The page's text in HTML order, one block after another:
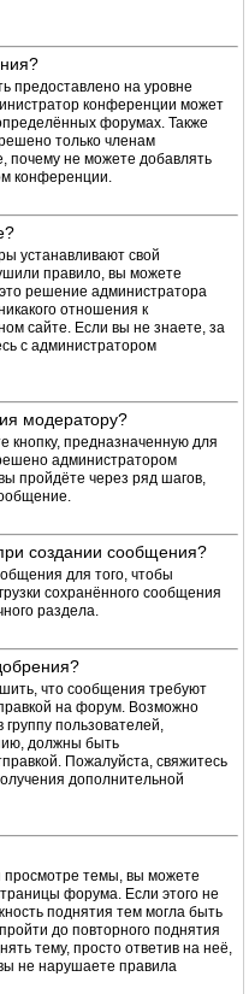
предоставлено на уровне
конференции может
форумах. Также
только членам
почему не можете добавлять
конференции.
устанавливают свой
правило, вы можете
решение администратора
отношения к
сайте. Если вы не знаете, за
с администратором
модератору?
предназначенную для
администратором
пройдёте через ряд шагов,
создании сообщения?
для того, чтобы
сохранённого сообщения
раздела.
что сообщения требуют
на форум. Возможно
пользователей,
должны быть
Пожалуйста, свяжитесь
дополнительной
просмотре темы, вы можете
форума. Если этого не
поднятия тем могла быть
до повторного поднятия
тему, просто ответив на неё,
не нарушаете правила